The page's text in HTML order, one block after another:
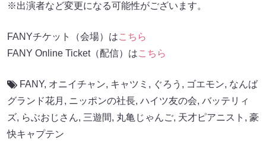
※出演者など変更になる可能性がございます。
FANYチケット（会場）はこちら
FANY Online Ticket（配信）はこちら
FANY, オニイチャン, キャツミ , ぐろう , ゴエモン, なんば
グランド花月 , ニッポンの社長, ハイツ友の会, バッテリィ
ズ, らぶおじさん, 三遊間, 丸亀じゃんご, 天才ピアニスト , 豪
快キャプテン